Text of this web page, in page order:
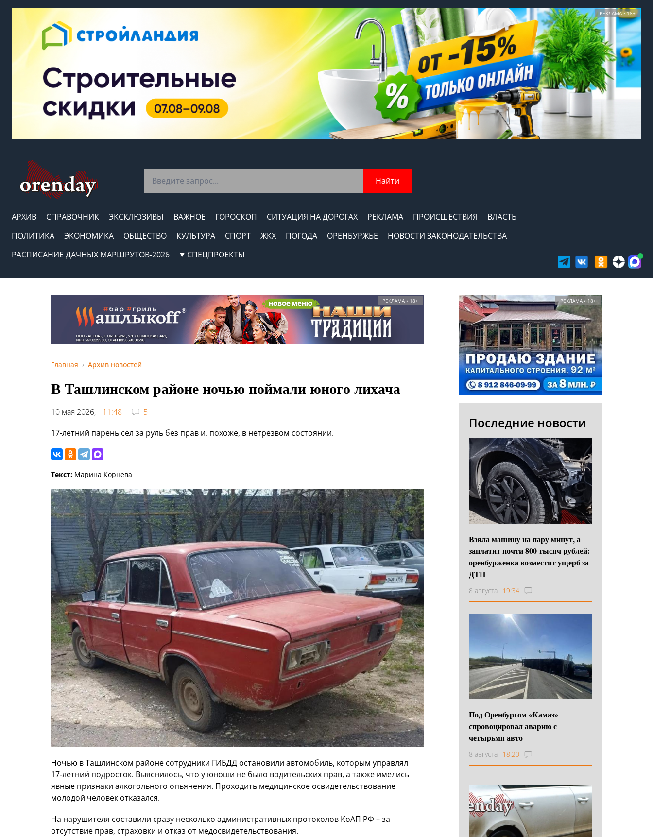
РЕКЛАМА • 18+
Найти
АРХИВ СПРАВОЧНИК ЭКСКЛЮЗИВЫ ВАЖНОЕ ГОРОСКОП СИТУАЦИЯ НА ДОРОГАХ РЕКЛАМА ПРОИСШЕСТВИЯ
ВЛАСТЬ
ПОЛИТИКА
ЭКОНОМИКА ОБЩЕСТВО КУЛЬТУРА СПОРТ ЖКХ ПОГОДА ОРЕНБУРЖЬЕ
НОВОСТИ ЗАКОНОДАТЕЛЬСТВА
РАСПИСАНИЕ ДАЧНЫХ МАРШРУТОВ-2026
СПЕЦПРОЕКТЫ
РЕКЛАМА • 18+
Главная Архив новостей
В Ташлинском районе ночью поймали юного лихача
10 мая 2026, 11:48
5
17‑летний парень сел за руль без прав и, похоже, в нетрезвом состоянии.
Текст: Марина Корнева
Ночью в Ташлинском районе сотрудники ГИБДД остановили автомобиль, которым управлял
17‑летний подросток. Выяснилось, что у юноши не было водительских прав, а также имелись
явные признаки алкогольного опьянения. Проходить медицинское освидетельствование
молодой человек отказался.
На нарушителя составили сразу несколько административных протоколов КоАП РФ – за
отсутствие прав, страховки и отказ от медосвидетельствования.
РЕКЛАМА • 18+
Последние новости
Взяла машину на пару минут, а
заплатит почти 800 тысяч рублей:
оренбурженка возместит ущерб за
ДТП
8 августа 19:34
Под Оренбургом «Камаз»
спровоцировал аварию с
четырьмя авто
8 августа 18:20